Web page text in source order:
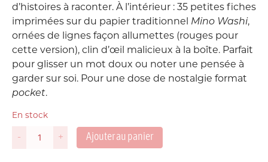
d’histoires à raconter. À l’intérieur : 35 petites fiches
imprimées sur du papier traditionnel Mino Washi,
ornées de lignes façon allumettes (rouges pour
cette version), clin d’œil malicieux à la boîte. Parfait
pour glisser un mot doux ou noter une pensée à
garder sur soi. Pour une dose de nostalgie format
pocket.
En stock
-
quantité
+ Ajouter au panier